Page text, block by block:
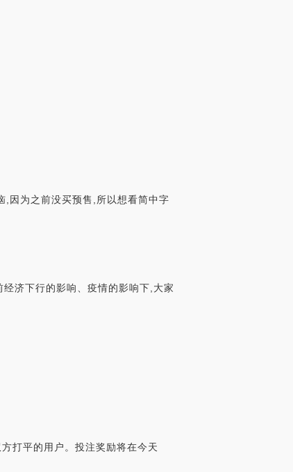
,因为之前没买预售,所以想看简中字
济下行的影响、疫情的影响下,大家
打平的用户。投注奖励将在今天